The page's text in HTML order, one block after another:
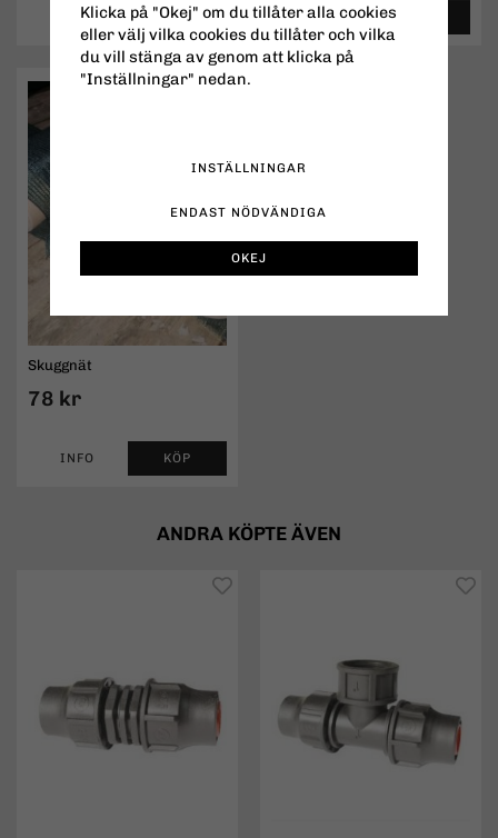
INFO KÖP INFO
Skuggnät
78 kr
INFO KÖP
ANDRA KÖPTE ÄVEN
Klicka på "Okej" om du tillåter alla cookies
eller välj vilka cookies du tillåter och vilka
du vill stänga av genom att klicka på
"Inställningar" nedan.
INSTÄLLNINGAR
ENDAST NÖDVÄNDIGA
OKEJ